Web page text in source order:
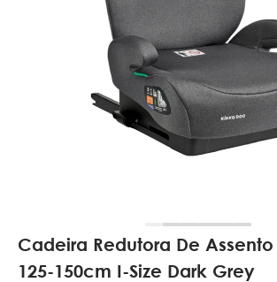
Cadeira Redutora De
125-150cm I-Size Dark Grey